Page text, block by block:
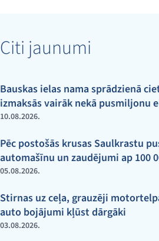
Citi jaunumi
Bauskas ielas nama sprādzienā
izmaksās vairāk nekā pusmiljonu
10.08.2026.
Pēc postošās krusas Saulkrastu
automašīnu un zaudējumi ap 100
05.08.2026.
Stirnas uz ceļa, grauzēji
auto bojājumi kļūst dārgāki
03.08.2026.